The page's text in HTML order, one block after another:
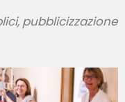
pubblicizzazione